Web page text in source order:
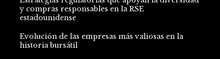
y compras responsables en la RSE
estadounidense
Evolución de las empresas más valiosas en la
historia bursátil